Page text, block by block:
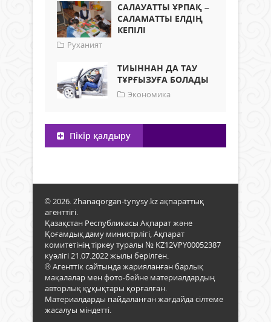
САЛАУАТТЫ ҰРПАҚ –
САЛАМАТТЫ ЕЛДІҢ
КЕПІЛІ
Руханият
ТИЫННАН ДА ТАУ
ТҰРҒЫЗУҒА БОЛАДЫ
Экономика
Пікір қалдыру
© 2026. Zhanaqorgan-tynysy.kz ақпараттық
агенттігі.
Қазақстан Республикасы Ақпарат және
Қоғамдық даму министрлігі, Ақпарат
комитетінің тіркеу туралы № KZ12VPY00052387
куәлігі 21.07.2022 жылы берілген.
® Агенттік сайтында жарияланған барлық
мақалалар мен фото-бейне материалдардың
авторлық құқықтары қорғалған.
Материалдарды пайдаланған жағдайда сілтеме
жасалуы міндетті.